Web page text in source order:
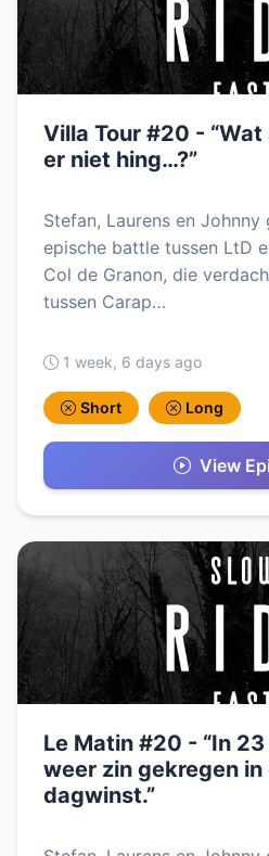
Villa Tour #20 -
er niet hing…?”
Stefan, Laurens en Johnny
epische battle tussen LtD
Col de Granon, die
tussen Carap…
1 week, 6 days ago
Short Long
View
Le Matin #20 - “In
weer zin gekregen
dagwinst.”